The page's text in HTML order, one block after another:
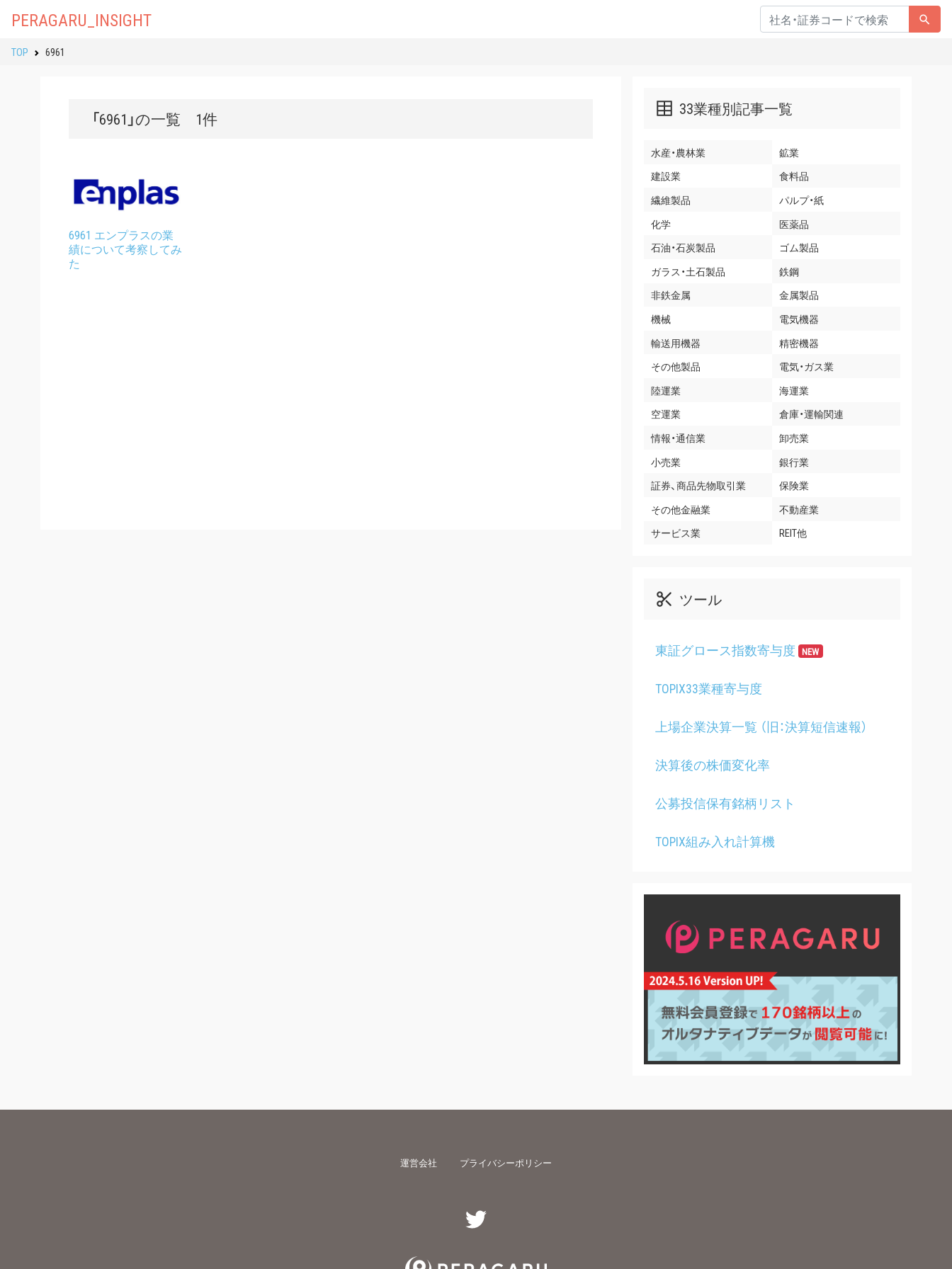
PERAGARU_INSIGHT
TOP 6961
「6961」の一覧 1件
6961 エンプラスの業
績について考察してみ
た
33業種別記事一覧
水産・農林業
鉱業
建設業
食料品
繊維製品
パルプ・紙
化学
医薬品
石油・石炭製品
ゴム製品
ガラス・土石製品
鉄鋼
非鉄金属
金属製品
機械
電気機器
輸送用機器
精密機器
その他製品
電気・ガス業
陸運業
海運業
空運業
倉庫・運輸関連
情報・通信業
卸売業
小売業
銀行業
証券、商品先物取引業
保険業
その他金融業
不動産業
サービス業
REIT他
ツール
東証グロース指数寄与度 NEW
TOPIX33業種寄与度
上場企業決算一覧 （旧：決算短信速報）
決算後の株価変化率
公募投信保有銘柄リスト
TOPIX組み入れ計算機
運営会社 プライバシーポリシー